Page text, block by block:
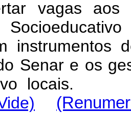
vagas
instrumentos
Senar e os
locais.